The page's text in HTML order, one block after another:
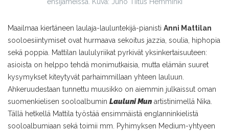
Maailmaa kiertäneen laulaja-lauluntekijä-pianisti Anni Mattilan
sooloesiintymiset ovat hurmaava sekoitus jazzia, soulia, hiphopia
sekä poppia. Mattilan laululyriikat pyrkivät yksinkertaisuuteen:
asioista on helppo tehdä monimutkaisia, mutta elämän suuret
kysymykset kiteytyvät parhaimmillaan yhteen lauluun.
Ahkeruudestaan tunnettu muusikko on aiemmin julkaissut oman
suomenkielisen sooloalbumin Lauluni Mun artistinimellä Nika.
Tällä hetkellä Mattila työstää ensimmäistä englanninkielistä
sooloalbumiaan sekä toimii mm. Pyhimyksen Medium-yhtyeen